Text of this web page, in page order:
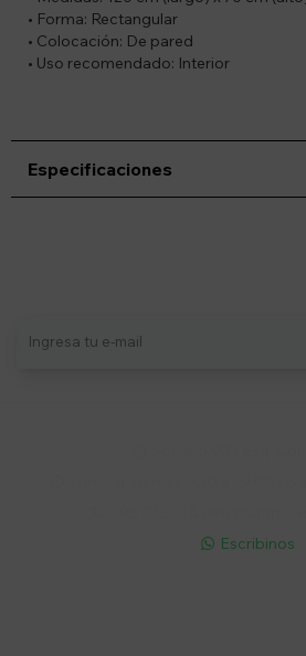
• Forma: Rectangular
• Colocación: De pared
• Uso recomendado: Interior
Especificaciones
 Escribinos